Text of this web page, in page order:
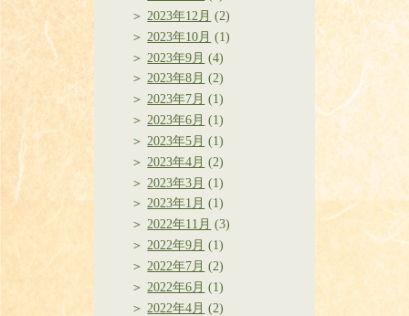
2023年12月 (2)
2023年10月 (1)
2023年9月 (4)
2023年8月 (2)
2023年7月 (1)
2023年6月 (1)
2023年5月 (1)
2023年4月 (2)
2023年3月 (1)
2023年1月 (1)
2022年11月 (3)
2022年9月 (1)
2022年7月 (2)
2022年6月 (1)
2022年4月 (2)